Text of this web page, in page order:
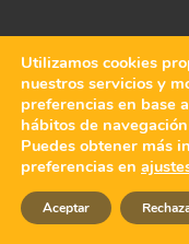
Utilizamos cookies
nuestros servicios y
preferencias en base
hábitos de
Puedes obtener más
preferencias en
Aceptar